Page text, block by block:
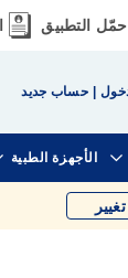
حمّل التطبيق
حساب جديد
الأجهزة الطبية
تغيير